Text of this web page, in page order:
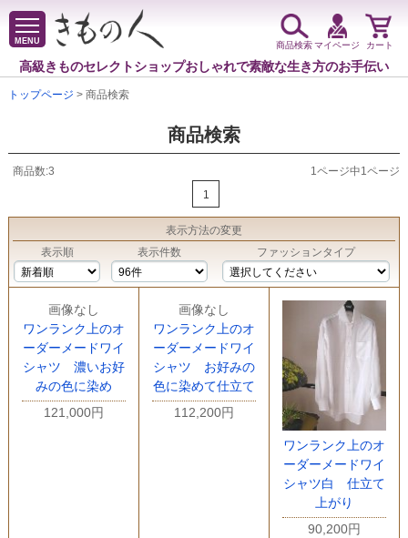
MENU
高級きものセレクトショップおしゃれで素敵な生き方のお手伝い
商品検索マイページ カート
トップページ > 商品検索
商品検索
商品数:3
1ページ中1ページ
1
表示方法の変更
表示順
表示件数 ファッションタイプ
画像なし
ワンランク上のオ
ーダーメードワイ
シャツ 濃いお好
みの色に染め
121,000円
画像なし
ワンランク上のオ
ーダーメードワイ
シャツ お好みの
色に染めて仕立て
112,200円
ワンランク上のオ
ーダーメードワイ
シャツ白 仕立て
上がり
90,200円